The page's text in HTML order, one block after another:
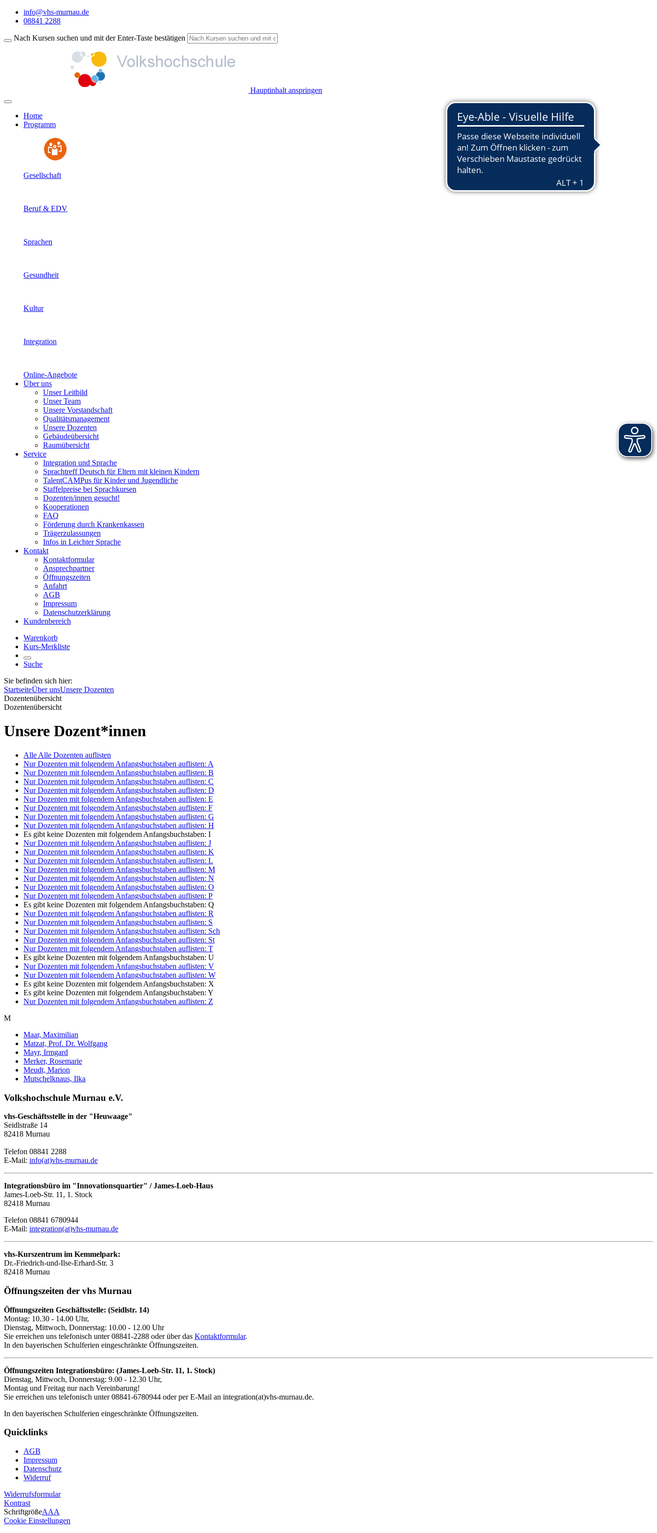
info@vhs-murnau.de
08841 2288
Nach Kursen suchen und mit der Enter-Taste bestätigen
Hauptinhalt anspringen
Home
Programm
Gesellschaft
Beruf & EDV
Sprachen
Gesundheit
Kultur
Integration
Online-Angebote
Über uns
Unser Leitbild
Unser Team
Unsere Vorstandschaft
Qualitätsmanagement
Unsere Dozenten
Gebäudeübersicht
Raumübersicht
Service
Integration und Sprache
Sprachtreff Deutsch für Eltern mit kleinen Kindern
TalentCAMPus für Kinder und Jugendliche
Staffelpreise bei Sprachkursen
Dozenten/innen gesucht!
Kooperationen
FAQ
Förderung durch Krankenkassen
Trägerzulassungen
Infos in Leichter Sprache
Kontakt
Kontaktformular
Ansprechpartner
Öffnungszeiten
Anfahrt
AGB
Impressum
Datenschutzerklärung
Kundenbereich
Warenkorb
Kurs-Merkliste
Suche
Sie befinden sich hier:
StartseiteÜber unsUnsere Dozenten
Dozentenübersicht
Dozentenübersicht
Unsere Dozent*innen
Alle Alle Dozenten auflisten
Nur Dozenten mit folgendem Anfangsbuchstaben auflisten: A
Nur Dozenten mit folgendem Anfangsbuchstaben auflisten: B
Nur Dozenten mit folgendem Anfangsbuchstaben auflisten: C
Nur Dozenten mit folgendem Anfangsbuchstaben auflisten: D
Nur Dozenten mit folgendem Anfangsbuchstaben auflisten: E
Nur Dozenten mit folgendem Anfangsbuchstaben auflisten: F
Nur Dozenten mit folgendem Anfangsbuchstaben auflisten: G
Nur Dozenten mit folgendem Anfangsbuchstaben auflisten: H
Es gibt keine Dozenten mit folgendem Anfangsbuchstaben: I
Nur Dozenten mit folgendem Anfangsbuchstaben auflisten: J
Nur Dozenten mit folgendem Anfangsbuchstaben auflisten: K
Nur Dozenten mit folgendem Anfangsbuchstaben auflisten: L
Nur Dozenten mit folgendem Anfangsbuchstaben auflisten: M
Nur Dozenten mit folgendem Anfangsbuchstaben auflisten: N
Nur Dozenten mit folgendem Anfangsbuchstaben auflisten: O
Nur Dozenten mit folgendem Anfangsbuchstaben auflisten: P
Es gibt keine Dozenten mit folgendem Anfangsbuchstaben: Q
Nur Dozenten mit folgendem Anfangsbuchstaben auflisten: R
Nur Dozenten mit folgendem Anfangsbuchstaben auflisten: S
Nur Dozenten mit folgendem Anfangsbuchstaben auflisten: Sch
Nur Dozenten mit folgendem Anfangsbuchstaben auflisten: St
Nur Dozenten mit folgendem Anfangsbuchstaben auflisten: T
Es gibt keine Dozenten mit folgendem Anfangsbuchstaben: U
Nur Dozenten mit folgendem Anfangsbuchstaben auflisten: V
Nur Dozenten mit folgendem Anfangsbuchstaben auflisten: W
Es gibt keine Dozenten mit folgendem Anfangsbuchstaben: X
Es gibt keine Dozenten mit folgendem Anfangsbuchstaben: Y
Nur Dozenten mit folgendem Anfangsbuchstaben auflisten: Z
M
Maar, Maximilian
Matzat, Prof. Dr. Wolfgang
Mayr, Irmgard
Merker, Rosemarie
Meudt, Marion
Mutschelknaus, Ilka
Volkshochschule Murnau e.V.
vhs-Geschäftsstelle in der "Heuwaage"
Seidlstraße 14
82418 Murnau
Telefon 08841 2288
E-Mail: info(at)vhs-murnau.de
Integrationsbüro im "Innovationsquartier" / James-Loeb-Haus
James-Loeb-Str. 11, 1. Stock
82418 Murnau
Telefon 08841 6780944
E-Mail: integration(at)vhs-murnau.de
vhs-Kurszentrum im Kemmelpark:
Dr.-Friedrich-und-Ilse-Erhard-Str. 3
82418 Murnau
Öffnungszeiten der vhs Murnau
Öffnungszeiten Geschäftsstelle: (Seidlstr. 14)
Montag: 10.30 - 14.00 Uhr,
Dienstag, Mittwoch, Donnerstag: 10.00 - 12.00 Uhr
Sie erreichen uns telefonisch unter 08841-2288 oder über das Kontaktformular.
In den bayerischen Schulferien eingeschränkte Öffnungszeiten.
Öffnungszeiten Integrationsbüro: (James-Loeb-Str. 11, 1. Stock)
Dienstag, Mittwoch, Donnerstag: 9.00 - 12.30 Uhr,
Montag und Freitag nur nach Vereinbarung!
Sie erreichen uns telefonisch unter 08841-6780944 oder per E-Mail an integration(at)vhs-murnau.de.
In den bayerischen Schulferien eingeschränkte Öffnungszeiten.
Quicklinks
AGB
Impressum
Datenschutz
Widerruf
Widerrufsformular
Kontrast
SchriftgrößeAAA
Cookie Einstellungen